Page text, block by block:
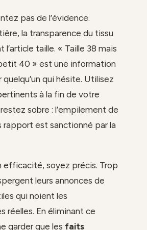
pas de l’évidence.
la transparence du tissu
l’article taille. « Taille 38 mais
40 » est une information
qui hésite. Utilisez
à la fin de votre
sobre : l’empilement de
rapport est sanctionné par la
efficacité, soyez précis. Trop
leurs annonces de
qui noient les
réelles. En éliminant ce
garder que les faits